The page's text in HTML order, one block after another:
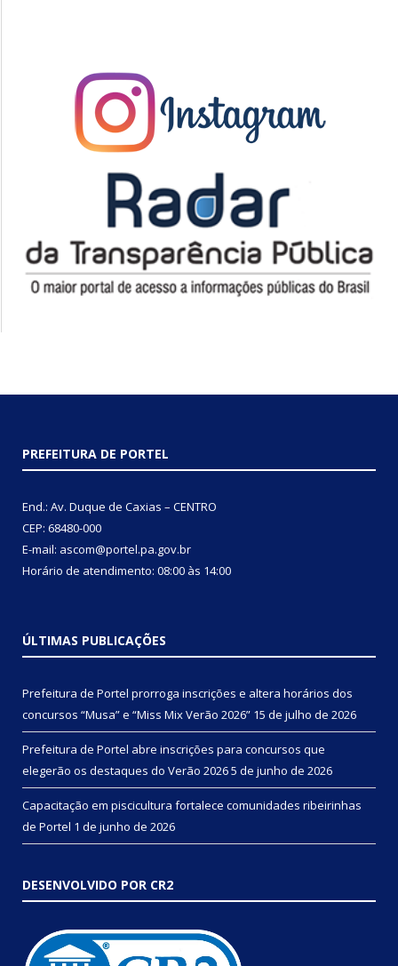
PREFEITURA DE PORTEL
End.: Av. Duque de Caxias – CENTRO
CEP: 68480-000
E-mail: ascom@portel.pa.gov.br
Horário de atendimento: 08:00 às 14:00
ÚLTIMAS PUBLICAÇÕES
Prefeitura de Portel prorroga inscrições e altera horários dos
concursos “Musa” e “Miss Mix Verão 2026” 15 de julho de 2026
Prefeitura de Portel abre inscrições para concursos que
elegerão os destaques do Verão 20265 de junho de 2026
Capacitação em piscicultura fortalece comunidades ribeirinhas
de Portel 1 de junho de 2026
DESENVOLVIDO POR CR2